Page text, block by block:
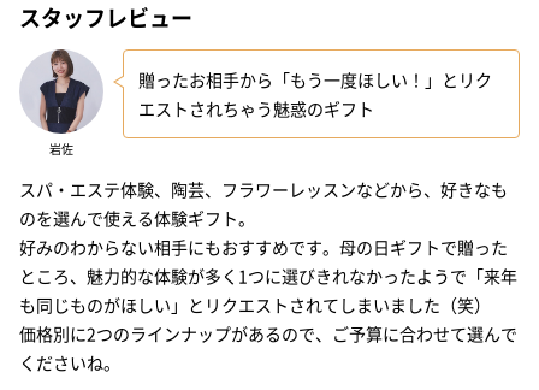
活している人も利用しやすいコースを選べることができます。日
本各地のさまざまな施設で利用することができるので、贈る人も
安心ですし、貰った人も利用しやすいのが魅力です！
収録内容はこちら
気軽に楽しめる「リフレッシュ体験」
スタッフレビュー
岩佐
贈ったお相手から「もう一度ほしい！」とリク
エストされちゃう魅惑のギフト
スパ・エステ体験、陶芸、フラワーレッスンなどから、好きなも
のを選んで使える体験ギフト。
好みのわからない相手にもおすすめです。母の日ギフトで贈った
ところ、魅力的な体験が多く1つに選びきれなかったようで「来年
も同じものがほしい」とリクエストされてしまいました（笑）
価格別に2つのラインナップがあるので、ご予算に合わせて選んで
くださいね。